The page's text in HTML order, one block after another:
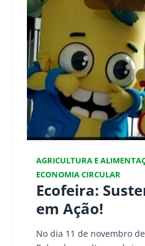
AGRICULTURA E
ECONOMIA CIRCULAR
Ecofeira:
em Ação!
No dia 11 de novembro de